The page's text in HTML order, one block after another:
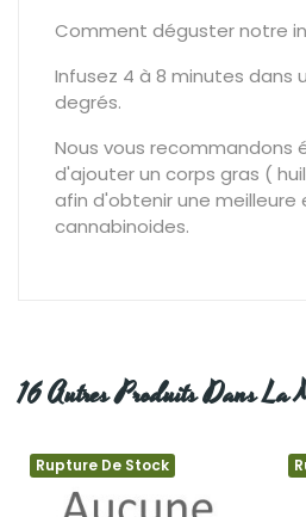
Comment déguster notre
Infusez 4 à 8 minutes dans
degrés.
Nous vous recommandons
d'ajouter un corps gras (
afin d'obtenir une meilleure
cannabinoides.
16 Autres Produits Dans La
Rupture De Stock